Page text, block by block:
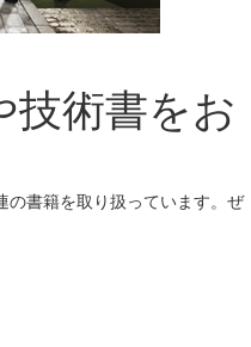
技術書をお
書籍を取り扱っています。ぜ